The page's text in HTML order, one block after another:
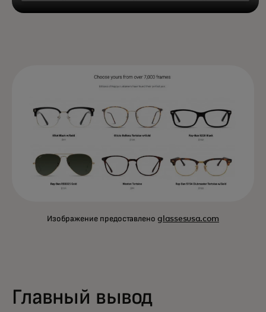
Изображение предоставленоglassesusa.com
Главный вывод